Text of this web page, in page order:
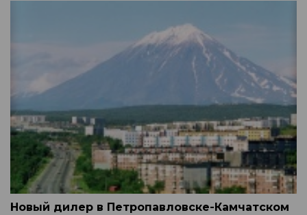
Новый дилер в Петропавловске-Камчатском